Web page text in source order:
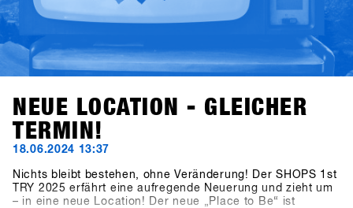
NEUE LOCATION - GLEICHER
TERMIN!
18.06.2024 13:37
Nichts bleibt bestehen, ohne Veränderung! Der SHOPS 1st
TRY 2025 erfährt eine aufregende Neuerung und zieht um
– in eine neue Location! Der neue „Place to Be“ ist